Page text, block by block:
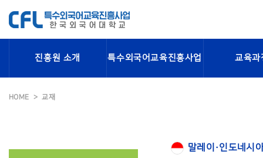
진흥원 소개 특수외국어교육진흥사업 교육과
HOME 교재
말레이·인도네시